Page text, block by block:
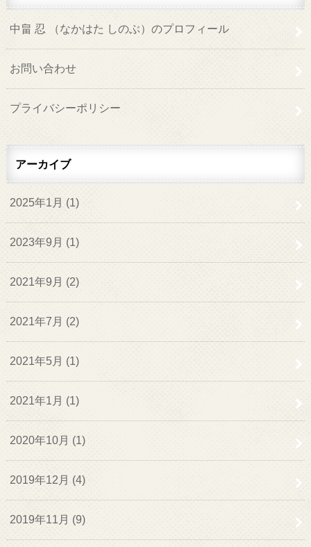
中畠 忍 （なかはた しのぶ）のプロフィール
お問い合わせ
プライバシーポリシー
アーカイブ
2025年1月 (1)
2023年9月 (1)
2021年9月 (2)
2021年7月 (2)
2021年5月 (1)
2021年1月 (1)
2020年10月 (1)
2019年12月 (4)
2019年11月 (9)